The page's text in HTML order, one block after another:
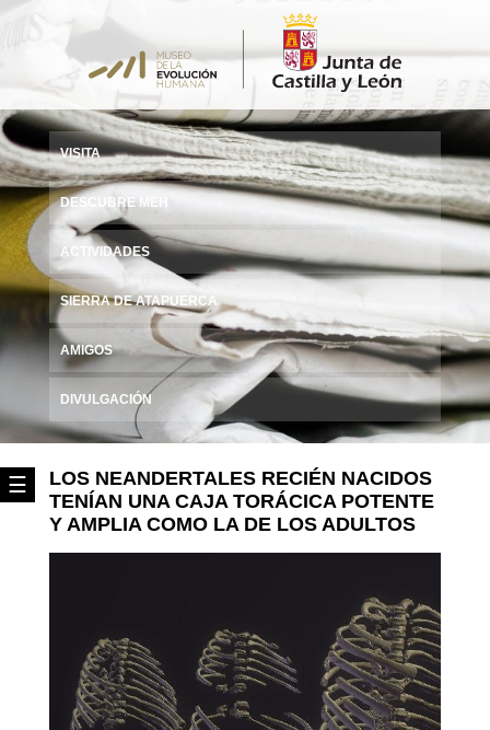
☰
VISITA
DESCUBRE MEH
ACTIVIDADES
SIERRA DE ATAPUERCA
AMIGOS
DIVULGACIÓN
LOS NEANDERTALES RECIÉN NACIDOS
TENÍAN UNA CAJA TORÁCICA POTENTE
Y AMPLIA COMO LA DE LOS ADULTOS